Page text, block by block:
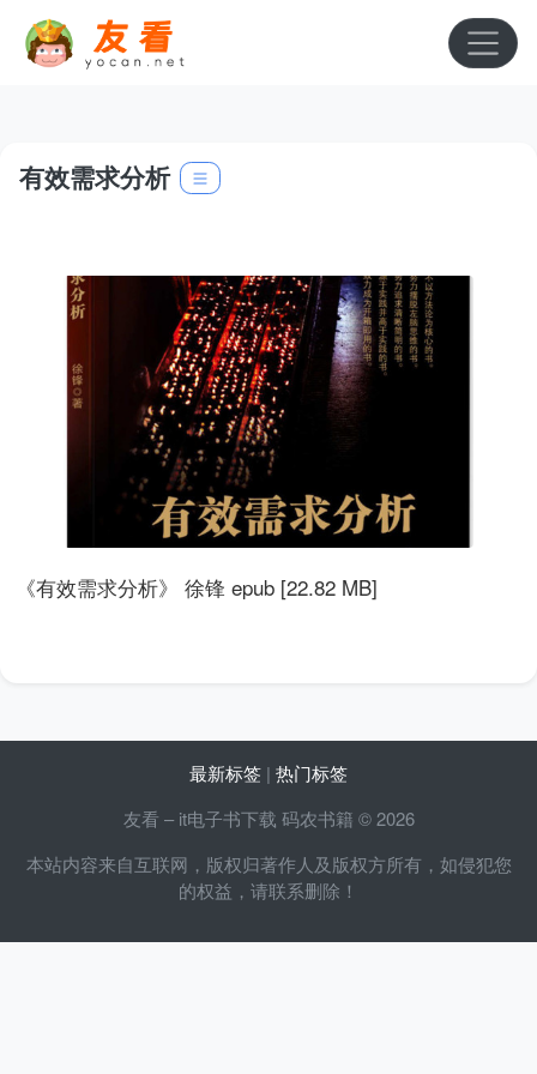
有效需求分析
《有效需求分析》 徐锋 epub [22.82 MB]
最新标签 | 热门标签
友看 – it电子书下载 码农书籍 © 2026
本站内容来自互联网，版权归著作人及版权方所有，如侵犯您
的权益，请联系删除！